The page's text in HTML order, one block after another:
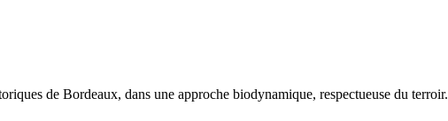
de Bordeaux, dans une approche biodynamique, respectueuse du terroir.